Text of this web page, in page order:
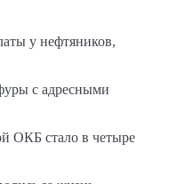
у нефтяников,
с адресными
ОКБ стало в четыре